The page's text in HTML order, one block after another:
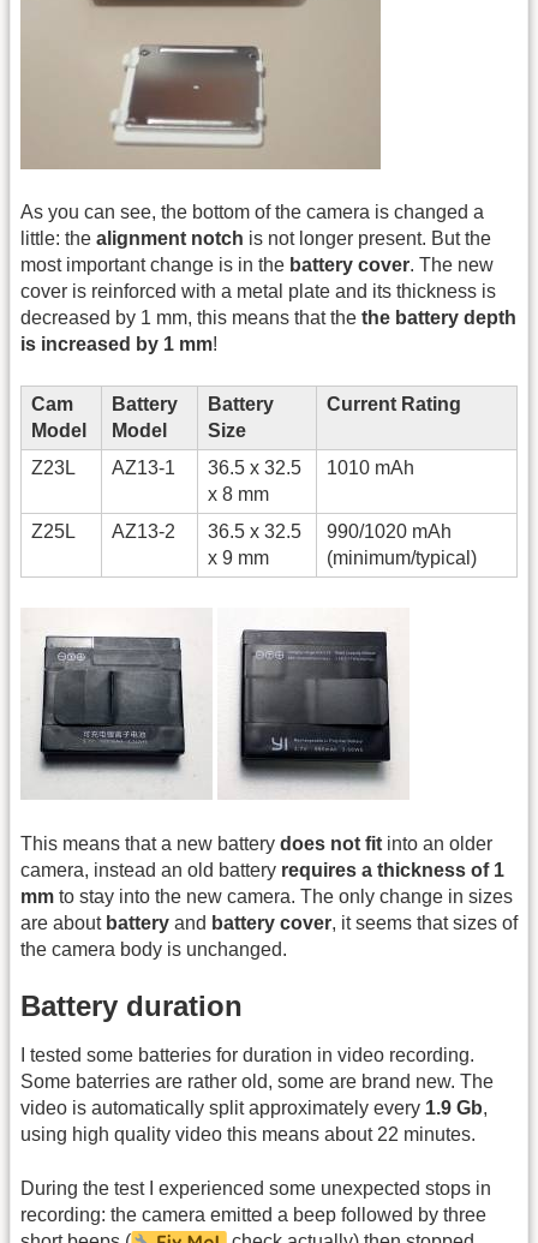
As you can see, the bottom of the camera is changed a
little: the alignment notch is not longer present. But the
most important change is in the battery cover. The new
cover is reinforced with a metal plate and its thickness is
decreased by 1 mm, this means that the the battery depth
is increased by 1 mm!
Cam
Model
Battery
Model
Battery
Size
Current Rating
Z23L AZ13-1
36.5 x 32.5
x 8 mm
1010 mAh
Z25L AZ13-2
36.5 x 32.5
x 9 mm
990/1020 mAh
(minimum/typical)
This means that a new battery does not fit into an older
camera, instead an old battery requires a thickness of 1
mm to stay into the new camera. The only change in sizes
are about battery and battery cover, it seems that sizes of
the camera body is unchanged.
Battery duration
I tested some batteries for duration in video recording.
Some baterries are rather old, some are brand new. The
video is automatically split approximately every 1.9 Gb,
using high quality video this means about 22 minutes.
During the test I experienced some unexpected stops in
recording: the camera emitted a beep followed by three